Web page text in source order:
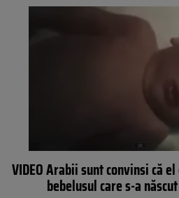
VIDEO Arabii sunt convinsi că
bebelusul care s-a